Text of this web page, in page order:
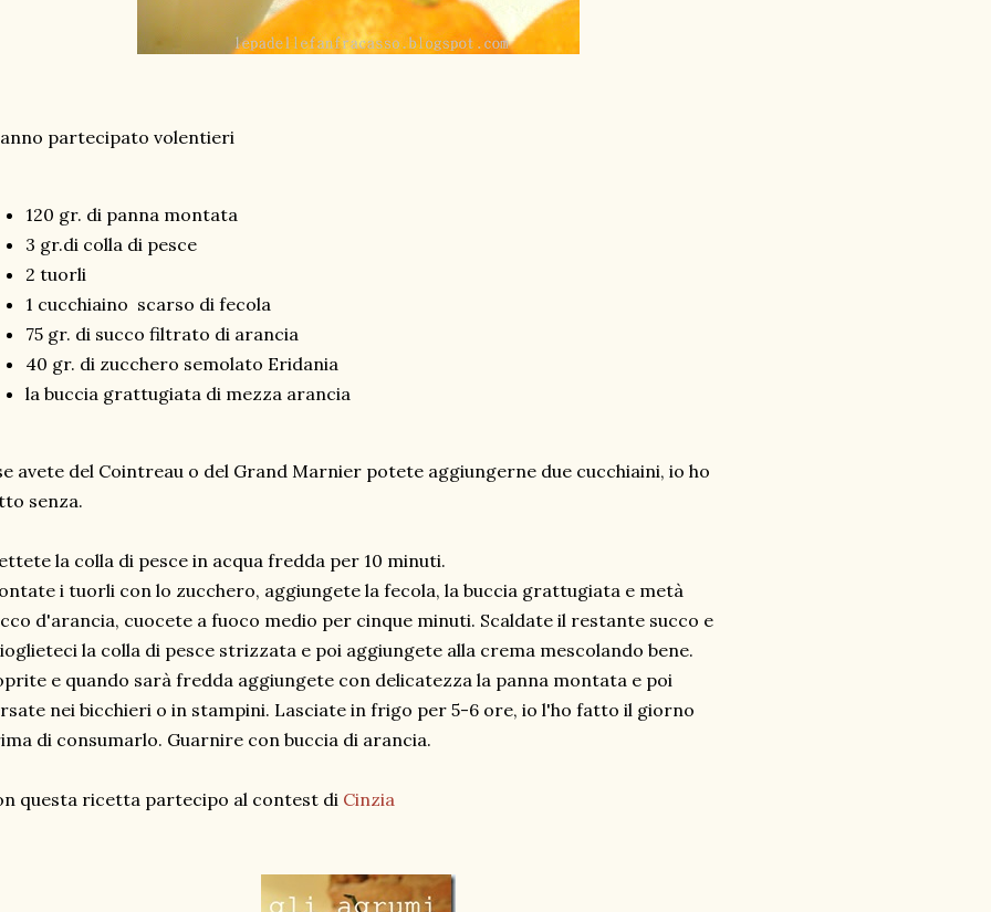
partecipato volentieri
120 gr. di panna montata
3 gr.di colla di pesce
2 tuorli
1 cucchiaino scarso di fecola
75 gr. di succo filtrato di arancia
40 gr. di zucchero semolato Eridania
la buccia grattugiata di mezza arancia
avete del Cointreau o del Grand Marnier potete aggiungerne due cucchiaini, io ho
senza.
la colla di pesce in acqua fredda per 10 minuti.
i tuorli con lo zucchero, aggiungete la fecola, la buccia grattugiata e metà
d'arancia, cuocete a fuoco medio per cinque minuti. Scaldate il restante succo e
la colla di pesce strizzata e poi aggiungete alla crema mescolando bene.
e quando sarà fredda aggiungete con delicatezza la panna montata e poi
nei bicchieri o in stampini. Lasciate in frigo per 5-6 ore, io l'ho fatto il giorno
di consumarlo. Guarnire con buccia di arancia.
questa ricetta partecipo al contest di Cinzia